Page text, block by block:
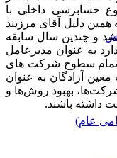
عام)
حسابرسی داخلی با
دلیل آقای مرزبند
و چندین سال سابقه
به عنوان مدیرعامل
تمام سطوح شرکت های
آزادگان به عنوان
بهبود روش‌ها و
داشته باشند.